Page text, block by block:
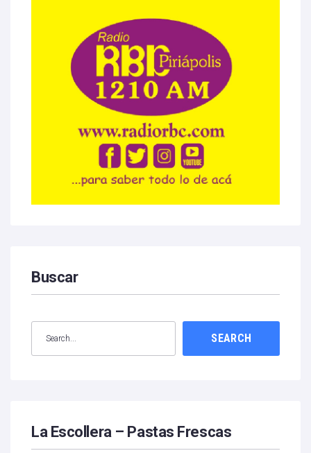
Buscar
SEARCH
La Escollera – Pastas Frescas